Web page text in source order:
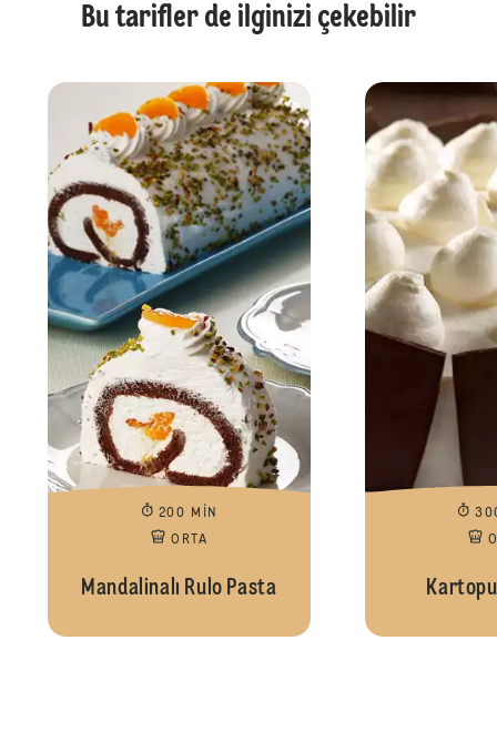
Bu tarifler de ilginizi çekebilir
200 MIN
ORTA
Mandalinalı Rulo Pasta